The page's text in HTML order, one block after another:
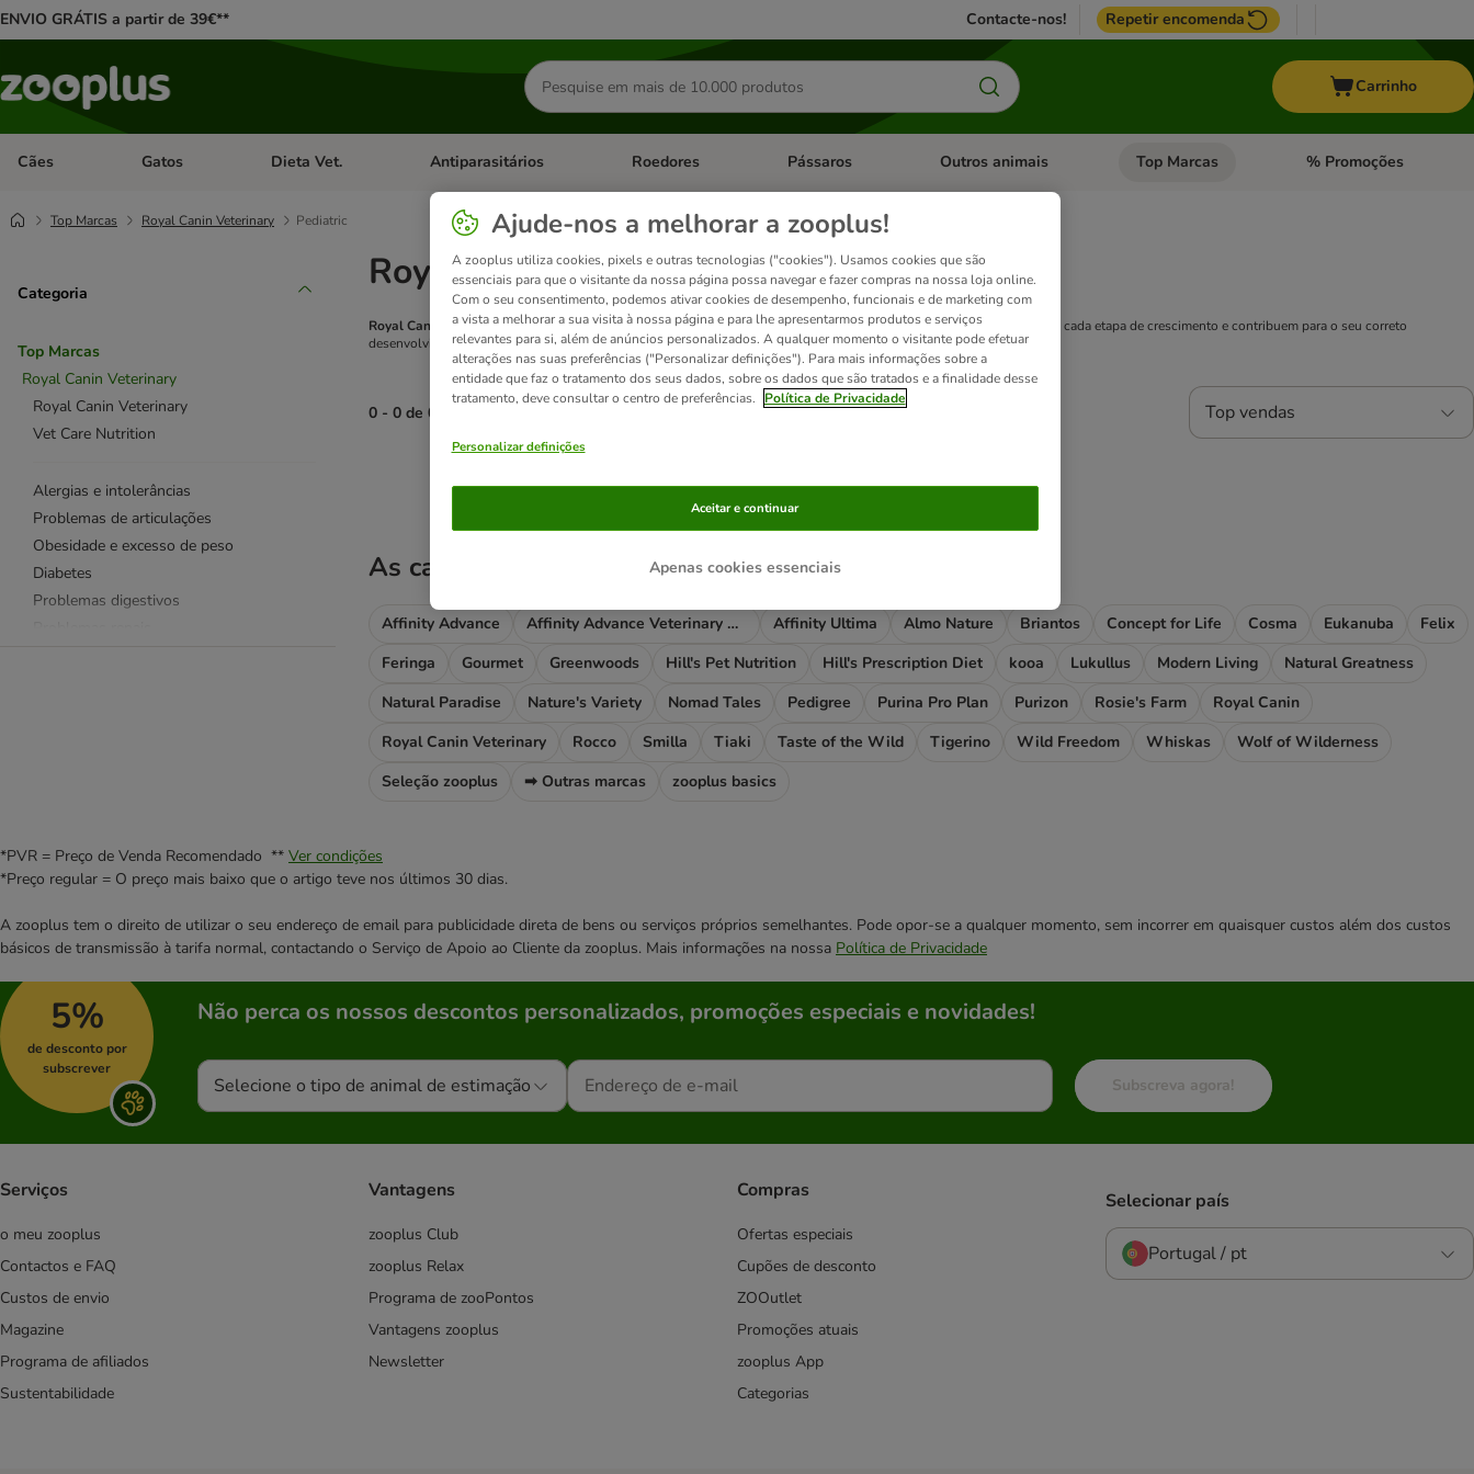
ENVIO GRÁTIS a partir de 39€** Contacte-nos! Repetir encomenda
Pesquisar
produtos
Carrinho
Cães Abrir menu de categoria: Cães
Gatos Abrir menu de categoria: Gatos
Dieta Vet. Abrir menu de categoria: Dieta Vet.
Antiparasitários Abrir menu de categoria: Antiparasitários
Roedores Abrir menu de categoria: Roedores
Pássaros Abrir menu de categoria: Pássaros
Outros animais Abrir menu de categoria: Outros animais
Top Marcas Abrir menu de categoria:
% Promoções
Top Marcas Royal Canin Veterinary Pediatric
Categoria
Top Marcas
Royal Canin Veterinary
Royal Canin Veterinary
Vet Care Nutrition
Alergias e intolerâncias
Problemas de articulações
Obesidade e excesso de peso
Diabetes
Problemas digestivos
Royal Canin Veterinary
Problemas renais
Problemas digestivos
Obesidade e excesso de peso
Alergias e intolerâncias
Problemas hepáticos
Problemas de articulações
Recuperação
Hypoallergenic
Anallergenic
Fibre Response
Satiety
Diabetic
Royal Canin Pediatric para cão e gato
Royal Canin Pediatricé a gama de alimentos dietéticos para cachorros e gatinhos, que satisfazem as necessidades de cada etapa de crescimento e contribuem para o seu correto
desenvolvimento.
0 - 0 de 0 resultados Top vendas
As categorias mais visitadas
Affinity Advance Affinity Advance Veterinary Diets Affinity Ultima Almo Nature Briantos Concept for Life Cosma Eukanuba
Felix
Feringa
Gourmet Greenwoods Hill's Pet Nutrition Hill's Prescription Diet kooa Lukullus Modern Living
Natural Greatness
Natural Paradise
Nature's Variety Nomad Tales Pedigree Purina Pro Plan Purizon Rosie's Farm
Royal Canin
Royal Canin Veterinary
Rocco Smilla Tiaki Taste of the Wild Tigerino Wild Freedom Whiskas
Wolf of Wilderness
Seleção zooplus
➡ Outras marcas zooplus basics
*PVR = Preço de Venda Recomendado ** Ver condições
*Preço regular = O preço mais baixo que o artigo teve nos últimos 30 dias.
A zooplus tem o direito de utilizar o seu endereço de email para publicidade direta de bens ou serviços próprios semelhantes. Pode opor-se a qualquer momento, sem incorrer em quaisquer custos além dos custos
básicos de transmissão à tarifa normal, contactando o Serviço de Apoio ao Cliente da zooplus. Mais informações na nossa Política de Privacidade
5%
de desconto por
subscrever
Não perca os nossos descontos personalizados, promoções especiais e novidades!
Selecione o tipo de animal de estimação Subscreva agora!
Serviços
o meu zooplus
Contactos e FAQ
Custos de envio
Magazine
Programa de afiliados
Sustentabilidade
Vantagens
zooplus Club
zooplus Relax
Programa de zooPontos
Vantagens zooplus
Newsletter
Compras
Ofertas especiais
Cupões de desconto
ZOOutlet
Promoções atuais
zooplus App
Categorias
Selecionar país
Portugal / pt
Ajude-nos a melhorar a zooplus!
A zooplus utiliza cookies, pixels e outras tecnologias ("cookies"). Usamos cookies que são
essenciais para que o visitante da nossa página possa navegar e fazer compras na nossa loja online.
Com o seu consentimento, podemos ativar cookies de desempenho, funcionais e de marketing com
a vista a melhorar a sua visita à nossa página e para lhe apresentarmos produtos e serviços
relevantes para si, além de anúncios personalizados. A qualquer momento o visitante pode efetuar
alterações nas suas preferências ("Personalizar definições"). Para mais informações sobre a
entidade que faz o tratamento dos seus dados, sobre os dados que são tratados e a finalidade desse
tratamento, deve consultar o centro de preferências.
Política de Privacidade
Personalizar definições
Apenas cookies essenciais
Aceitar e continuar